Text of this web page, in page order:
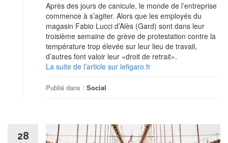
Après des jours de canicule, le monde de l’entreprise
commence à s’agiter. Alors que les employés du
magasin Fabio Lucci d’Alès (Gard) sont dans leur
troisième semaine de grève de protestation contre la
température trop élevée sur leur lieu de travail,
d’autres font valoir leur «droit de retrait».
La suite de l’article sur lefigaro.fr
Publié dans : Social
28